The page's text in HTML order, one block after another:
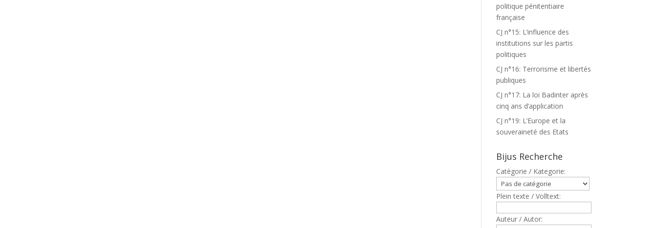
politique pénitentiaire
française
CJ n°15: L’influence des
institutions sur les partis
politiques
CJ n°16: Terrorisme et libertés
publiques
CJ n°17: La loi Badinter après
cinq ans d’application
CJ n°19: L’Europe et la
souveraineté des Etats
Bijus Recherche
Catègorie / Kategorie:
Plein texte / Volltext:
Auteur / Autor: